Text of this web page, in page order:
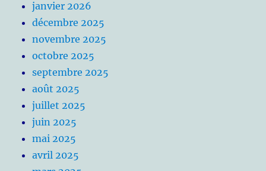
janvier 2026
décembre 2025
novembre 2025
octobre 2025
septembre 2025
août 2025
juillet 2025
juin 2025
mai 2025
avril 2025